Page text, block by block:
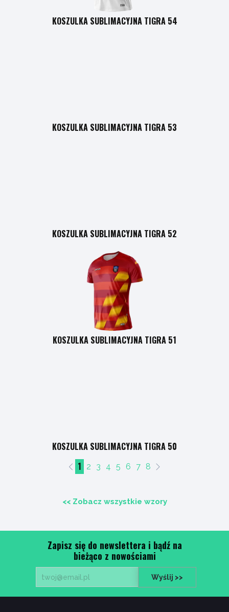
<< Zobacz wszystkie wzory
KOSZULKA SUBLIMACYJNA TIGRA 54
KOSZULKA SUBLIMACYJNA TIGRA 53
KOSZULKA SUBLIMACYJNA TIGRA 52
KOSZULKA SUBLIMACYJNA TIGRA 51
KOSZULKA SUBLIMACYJNA TIGRA 50
1
2 3 4 5 6 7 8
Wyślij >>
Zapisz się do newslettera i bądź na
bieżąco z nowościami